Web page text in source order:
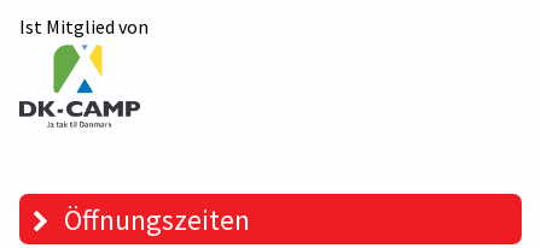
Ist Mitglied von
Öffnungszeiten